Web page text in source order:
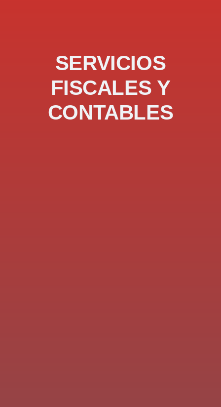
SERVICIOS
FISCALES Y
CONTABLES